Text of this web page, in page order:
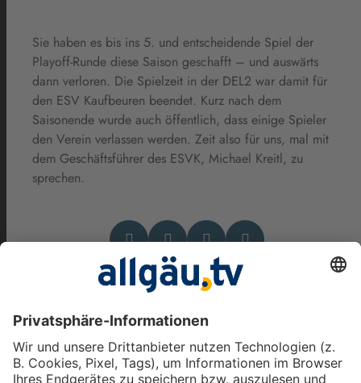
Sie haben es bis ins 5. und entscheidende Spiel der
Playoff-Runde diese Saison geschafft – und auswärts
dann verloren. Die Spielzeit in der DEL2 war damit für
den ESV Kaufbeuren beendet. Kurz nach dem
Saisonende wurde auch öffentlich, dass einige Spieler
den Verein verlassen werden. Zeit also für uns, mal mit
dem Geschäftsführer des ESVK, Michael Kreitl, zu
sprechen.
Das könnte Dich auch
interessieren